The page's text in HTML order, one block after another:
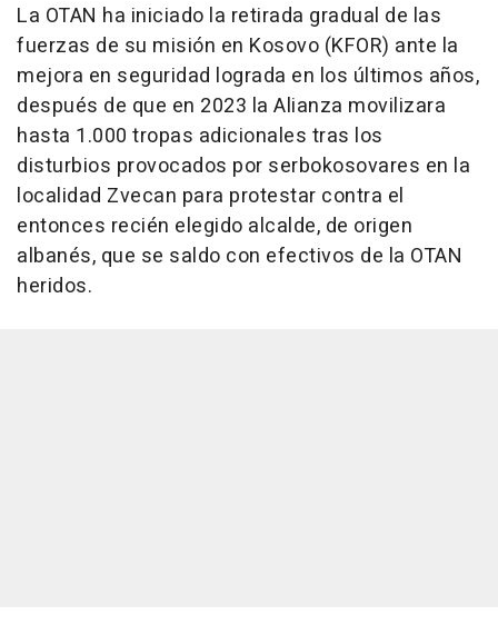
La OTAN ha iniciado la retirada gradual de las
fuerzas de su misión en Kosovo (KFOR) ante la
mejora en seguridad lograda en los últimos años,
después de que en 2023 la Alianza movilizara
hasta 1.000 tropas adicionales tras los
disturbios provocados por serbokosovares en la
localidad Zvecan para protestar contra el
entonces recién elegido alcalde, de origen
albanés, que se saldo con efectivos de la OTAN
heridos.